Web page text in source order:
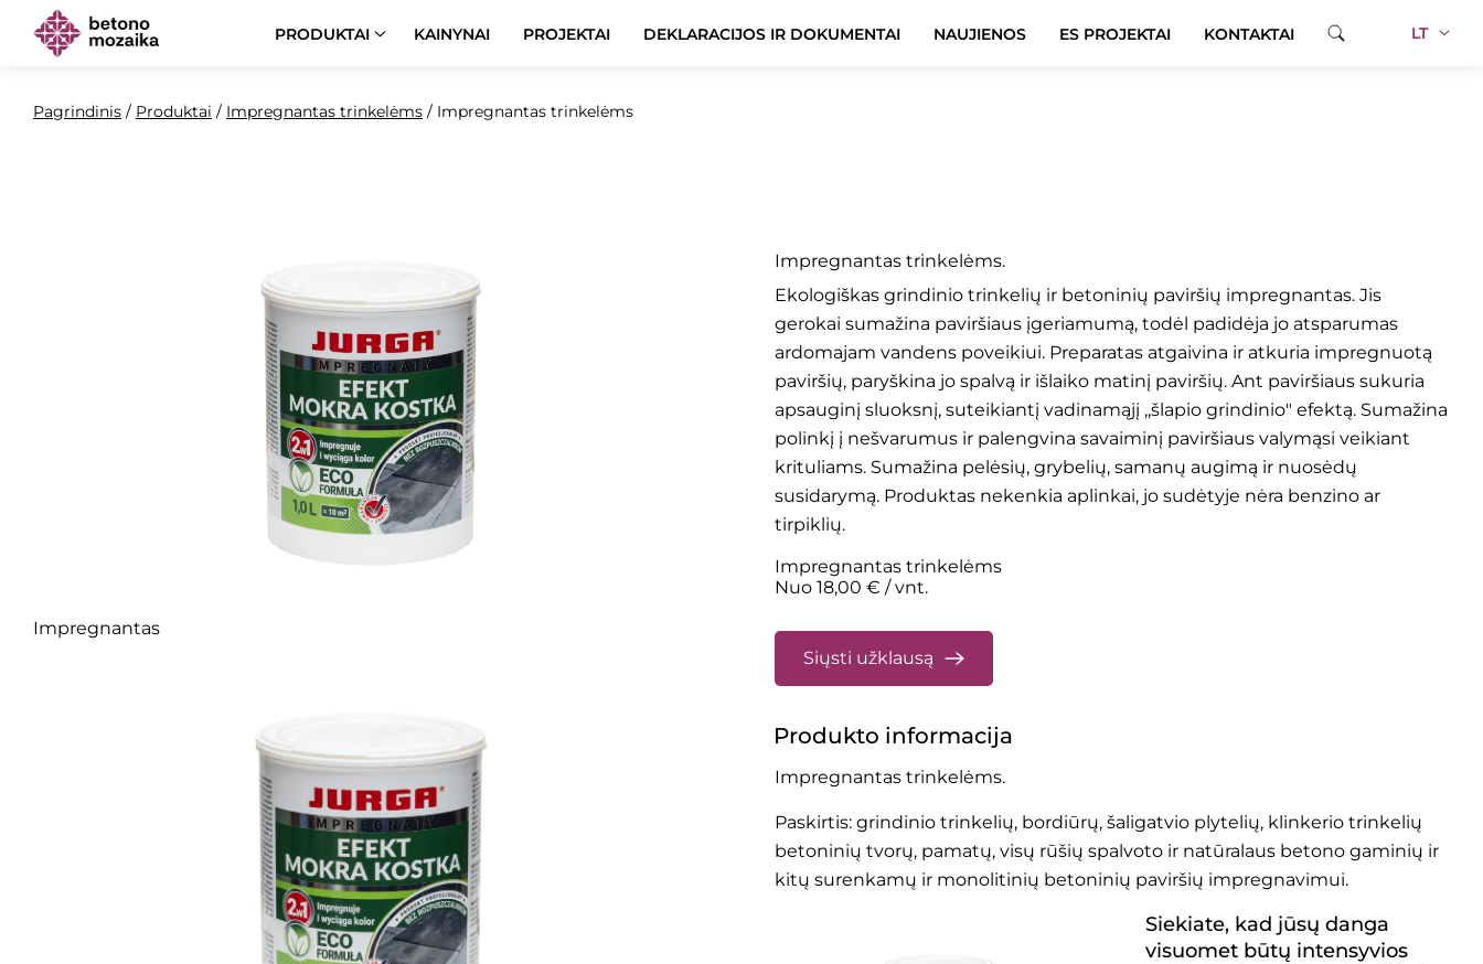
PRODUKTAI KAINYNAI PROJEKTAI DEKLARACIJOS IR DOKUMENTAI NAUJIENOS ES PROJEKTAI KONTAKTAI LT
Pagrindinis / Produktai / Impregnantas trinkelėms / Impregnantas trinkelėms
Impregnantas
Impregnantas trinkelėms.
Ekologiškas grindinio trinkelių ir betoninių paviršių impregnantas. Jis
gerokai sumažina paviršiaus įgeriamumą, todėl padidėja jo atsparumas
ardomajam vandens poveikiui. Preparatas atgaivina ir atkuria impregnuotą
paviršių, paryškina jo spalvą ir išlaiko matinį paviršių. Ant paviršiaus sukuria
apsauginį sluoksnį, suteikiantį vadinamąjį ,,šlapio grindinio" efektą. Sumažina
polinkį į nešvarumus ir palengvina savaiminį paviršiaus valymąsi veikiant
krituliams. Sumažina pelėsių, grybelių, samanų augimą ir nuosėdų
susidarymą. Produktas nekenkia aplinkai, jo sudėtyje nėra benzino ar
tirpiklių.
Impregnantas trinkelėms
Nuo 18,00 € / vnt.
Siųsti užklausą
Produkto informacija
Impregnantas trinkelėms.
Paskirtis: grindinio trinkelių, bordiūrų, šaligatvio plytelių, klinkerio trinkelių
betoninių tvorų, pamatų, visų rūšių spalvoto ir natūralaus betono gaminių ir
kitų surenkamų ir monolitinių betoninių paviršių impregnavimui.
Siekiate, kad jūsų danga
visuomet būtų intensyvios